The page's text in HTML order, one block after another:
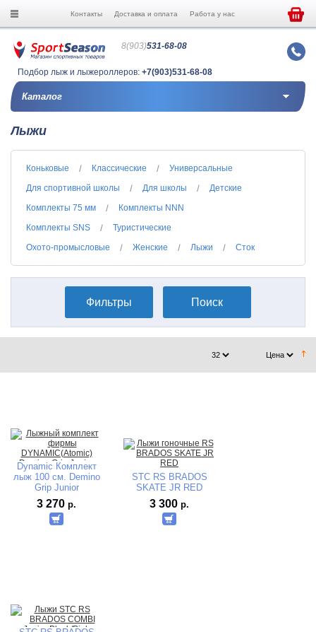
Контакты Доставка и оплата Работа у нас
8(903)531-68-08
Подбор лыж и лыжероллеров: +7(903)531-68-08
Каталог
Лыжи
Коньковые Классические
Универсальные
Для спортивной школы
Для школы
Детские
Комплекты 75 мм
Комплекты NNN
Комплекты SNS
Туристические
Охото-промысловые
Женские Лыжи Сток
Фильтры Поиск
Dynamic Комплект
лыж 100 см. Demino
Grip Junior
AB00204000 NNN с
палками
3 270 р.
STC RS BRADOS
SKATE JR RED
3 300 р.